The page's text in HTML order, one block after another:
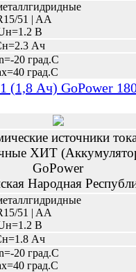
51 | AA
В
Ач
20 град.С
град.С
(1,8 Ач) GoPower
источники
ХИТ
GoPower
Народная
51 | AA
В
Ач
20 град.С
град.С